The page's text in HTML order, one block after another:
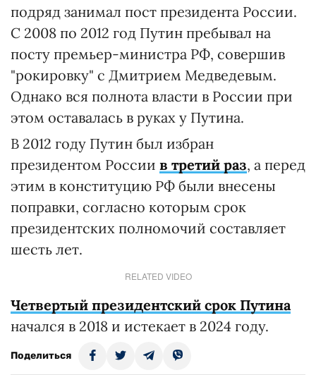
подряд занимал пост президента России.
С 2008 по 2012 год Путин пребывал на
посту премьер-министра РФ, совершив
"рокировку" с Дмитрием Медведевым.
Однако вся полнота власти в России при
этом оставалась в руках у Путина.
В 2012 году Путин был избран
президентом России в третий раз, а перед
этим в конституцию РФ были внесены
поправки, согласно которым срок
президентских полномочий составляет
шесть лет.
RELATED VIDEO
Четвертый президентский срок Путина
начался в 2018 и истекает в 2024 году.
Поделиться